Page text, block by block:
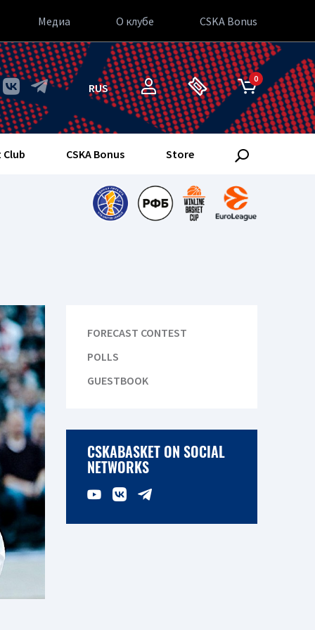
Медиа О клубе CSKA Bonus
RUS
0
CSKA Bonus Store
FORECAST CONTEST
POLLS
GUESTBOOK
CSKABASKET ON SOCIAL
NETWORKS